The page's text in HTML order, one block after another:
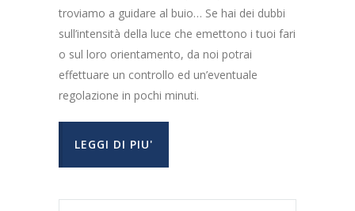
troviamo a guidare al buio… Se hai dei dubbi
sull’intensità della luce che emettono i tuoi fari
o sul loro orientamento, da noi potrai
effettuare un controllo ed un’eventuale
regolazione in pochi minuti.
LEGGI DI PIU'